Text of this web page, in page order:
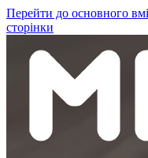
Перейти до основного
сторінки
Кабель та